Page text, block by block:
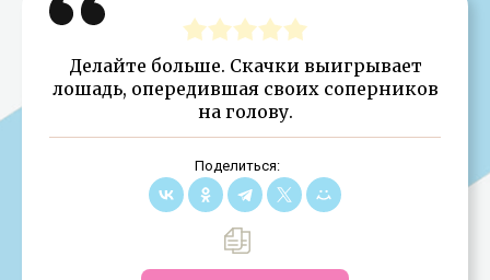
Делайте больше. Скачки выигрывает
лошадь, опередившая своих соперников
на голову.
Поделиться: